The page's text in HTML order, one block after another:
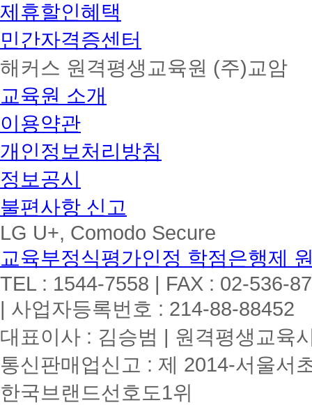
제휴할인혜택
민간자격증센터
해커스 원격평생교육원 (주)교암
교육원 소개
이용약관
개인정보처리방침
정보공시
불편사항 신고
LG U+, Comodo Secure
교육부정식평가인정 학점은행제
TEL : 1544-7558 | FAX : 02-536-
| 사업자등록번호 : 214-88-88452
대표이사 : 김승범 | 원격평생교육
통신판매업신고 : 제 2014-서울서
한국브랜드선호도1위